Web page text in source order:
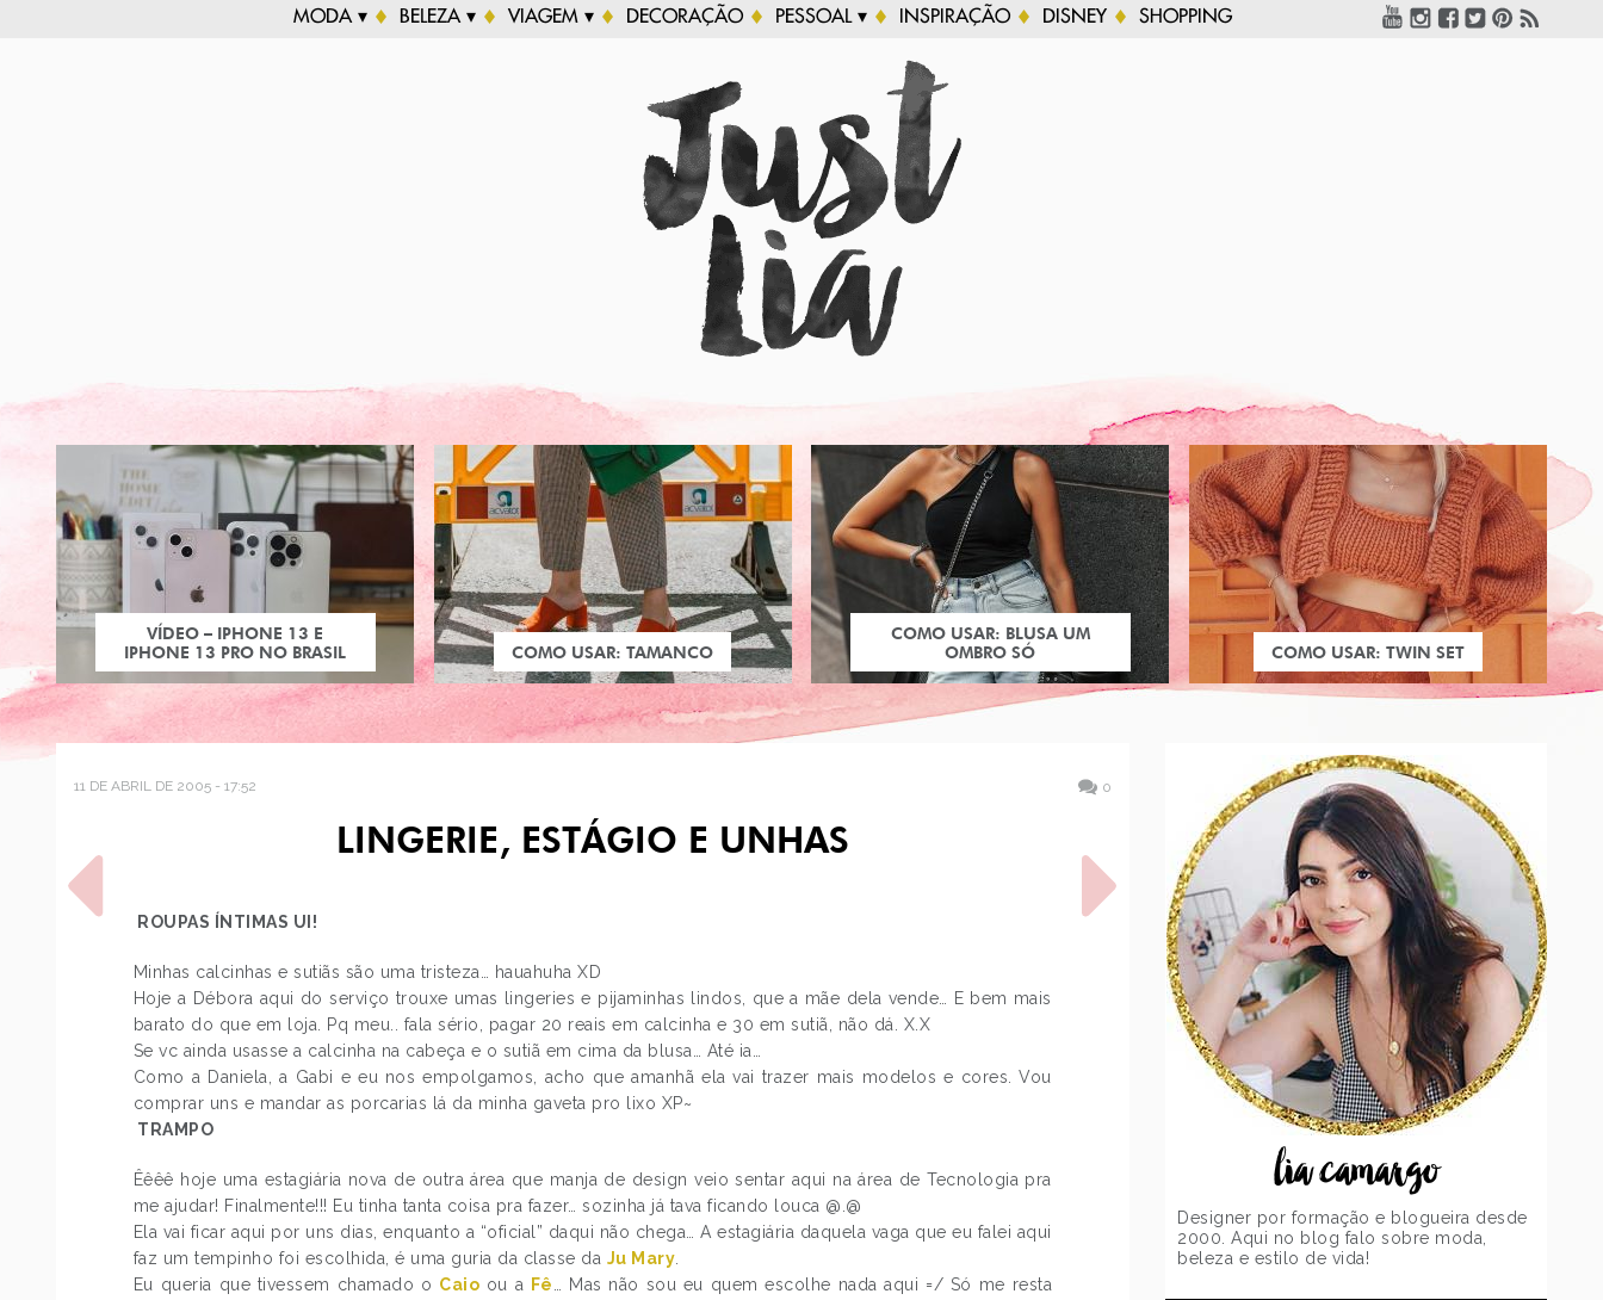
MODA ▾ BELEZA ▾ VIAGEM ▾ DECORAÇÃO PESSOAL ▾ INSPIRAÇÃO DISNEY SHOPPING
VÍDEO – IPHONE 13 E
IPHONE 13 PRO NO BRASIL
COMO USAR: TAMANCO
COMO USAR: BLUSA UM
OMBRO SÓ
COMO USAR: TWIN SET
11 DE ABRIL DE 2005 - 17:52 0
LINGERIE, ESTÁGIO E UNHAS
ROUPAS ÍNTIMAS UI!
Minhas calcinhas e sutiãs são uma tristeza… hauahuha XD
Hoje a Débora aqui do serviço trouxe umas lingeries e pijaminhas lindos, que a mãe dela vende… E bem mais
barato do que em loja. Pq meu.. fala sério, pagar 20 reais em calcinha e 30 em sutiã, não dá. X.X
Se vc ainda usasse a calcinha na cabeça e o sutiã em cima da blusa… Até ia…
Como a Daniela, a Gabi e eu nos empolgamos, acho que amanhã ela vai trazer mais modelos e cores. Vou
comprar uns e mandar as porcarias lá da minha gaveta pro lixo XP~
TRAMPO
Êêêê hoje uma estagiária nova de outra área que manja de design veio sentar aqui na área de Tecnologia pra
me ajudar! Finalmente!!! Eu tinha tanta coisa pra fazer… sozinha já tava ficando louca @.@
Ela vai ficar aqui por uns dias, enquanto a “oficial” daqui não chega… A estagiária daquela vaga que eu falei aqui
faz um tempinho foi escolhida, é uma guria da classe da Ju Mary
Eu queria que tivessem chamado o Caio ou a Fê
… Mas não sou eu quem escolhe nada aqui =/ Só me resta
POST ANTERIOR
MT, TIRANDO O ATRASO
NOS POSTS
PRÓXIMO POST
ENCONTRAR GENTE NO
lia camargo
Designer por formação e blogueira desde
2000. Aqui no blog falo sobre moda,
beleza e estilo de vida!